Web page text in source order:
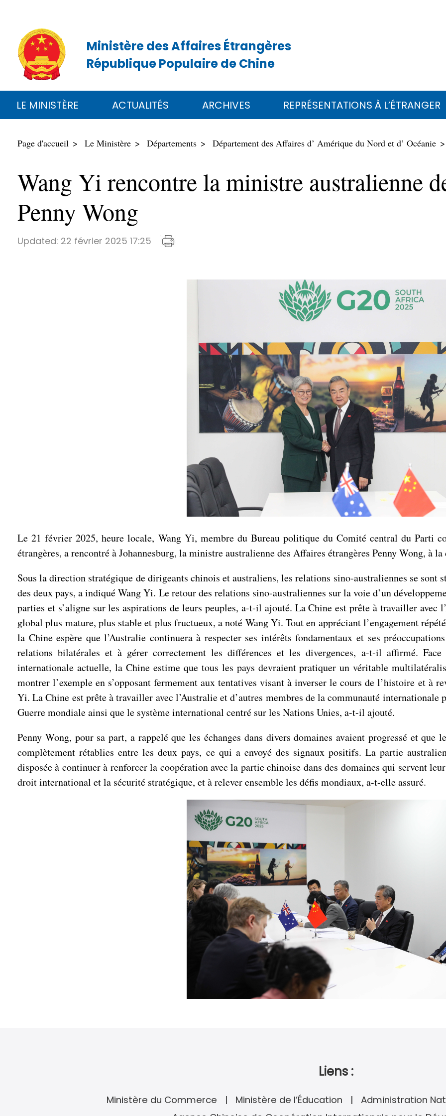
Ministère des Affaires Étrangères
République Populaire de Chine
LE MINISTÈRE ACTUALITÉS ARCHIVES REPRÉSENTATIONS À L’ÉTRANGER
Page d'accueil Le Ministère Départements Département des Affaires d’ Amérique du Nord et d’ Océanie
Wang Yi rencontre la ministre australienne
Penny Wong
Updated: 22 février 2025 17:25
Le 21 février 2025, heure locale, Wang Yi, membre du Bureau politique du Comité central du Parti
étrangères, a rencontré à Johannesburg, la ministre australienne des Affaires étrangères Penny Wong, à
Sous la direction stratégique de dirigeants chinois et australiens, les relations sino-australiennes se sont
des deux pays, a indiqué Wang Yi. Le retour des relations sino-australiennes sur la voie d’un
parties et s’aligne sur les aspirations de leurs peuples, a-t-il ajouté. La Chine est prête à travailler avec
global plus mature, plus stable et plus fructueux, a noté Wang Yi. Tout en appréciant l’engagement
la Chine espère que l’Australie continuera à respecter ses intérêts fondamentaux et ses
relations bilatérales et à gérer correctement les différences et les divergences, a-t-il affirmé.
internationale actuelle, la Chine estime que tous les pays devraient pratiquer un véritable
montrer l’exemple en s’opposant fermement aux tentatives visant à inverser le cours de l’histoire et à
Yi. La Chine est prête à travailler avec l’Australie et d’autres membres de la communauté
Guerre mondiale ainsi que le système international centré sur les Nations Unies, a-t-il ajouté.
Penny Wong, pour sa part, a rappelé que les échanges dans divers domaines avaient progressé et que
complètement rétablies entre les deux pays, ce qui a envoyé des signaux positifs. La partie
disposée à continuer à renforcer la coopération avec la partie chinoise dans des domaines qui servent
droit international et la sécurité stratégique, et à relever ensemble les défis mondiaux, a-t-elle assuré.
Liens :
Ministère du Commerce Ministère de l’Éducation
Administration